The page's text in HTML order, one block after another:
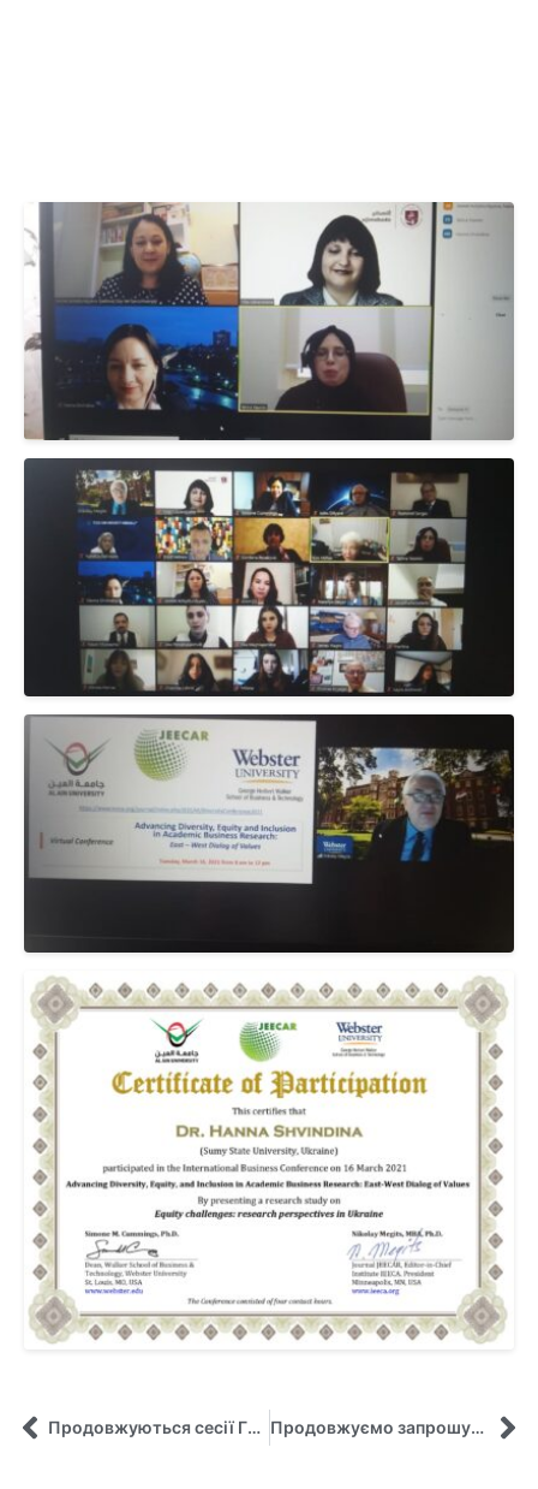
Продовжуються сесії Глобальної Віртуальної програми ” Excellence in Teaching & Research”. Продовжуємо запрошувати практиків до проведення online-занять